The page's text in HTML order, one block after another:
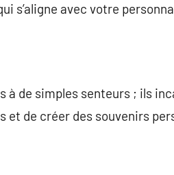
s’aligne avec votre
à de simples senteurs ; ils
et de créer des souvenirs